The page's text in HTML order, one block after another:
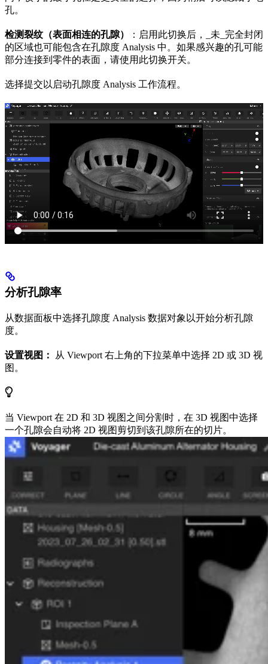
孔。
检测裂纹（表面相连的孔隙）
：启用此切换后，_未_完全封闭
的区域也可能包含在孔隙度 Analysis 中。如果感兴趣的孔可能
部分连接到零件的表面，请使用此切换开关。
选择提交以启动孔隙度 Analysis 工作流程。
分析孔隙率
从数据面板中选择孔​​隙度 Analysis 数据对象以开始分析孔隙
度。
设置视图：
从 Viewport 右上角的下拉菜单中选择 2D 或 3D 视
图。
当 Viewport 在 2D 和 3D 视图之间分割时，在 3D 视图中选择
一个孔隙会自动将 2D 视图剪切到该孔隙所在的切片。